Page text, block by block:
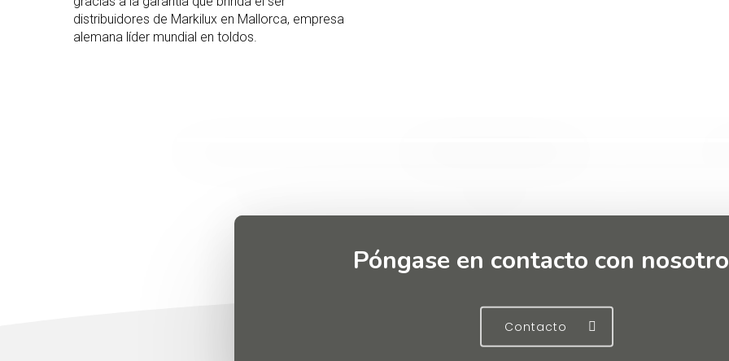
distribuidores de Markilux en Mallorca, empresa
alemana líder mundial en toldos.
Póngase en contacto con
Contacto